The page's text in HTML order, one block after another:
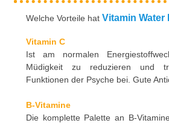
Welche Vorteile hat Vitamin Water
Vitamin C
Ist am normalen
Müdigkeit zu reduzieren und
Funktionen der Psyche bei. Gute
B-Vitamine
Die komplette Palette an B-